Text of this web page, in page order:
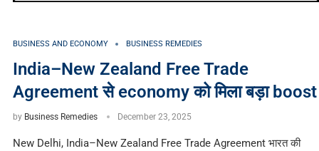
BUSINESS AND ECONOMY BUSINESS REMEDIES
India–New Zealand Free Trade
Agreement से economy को मिला बड़ा boost
by Business Remedies December 23, 2025
New Delhi, India–New Zealand Free Trade Agreement भारत की